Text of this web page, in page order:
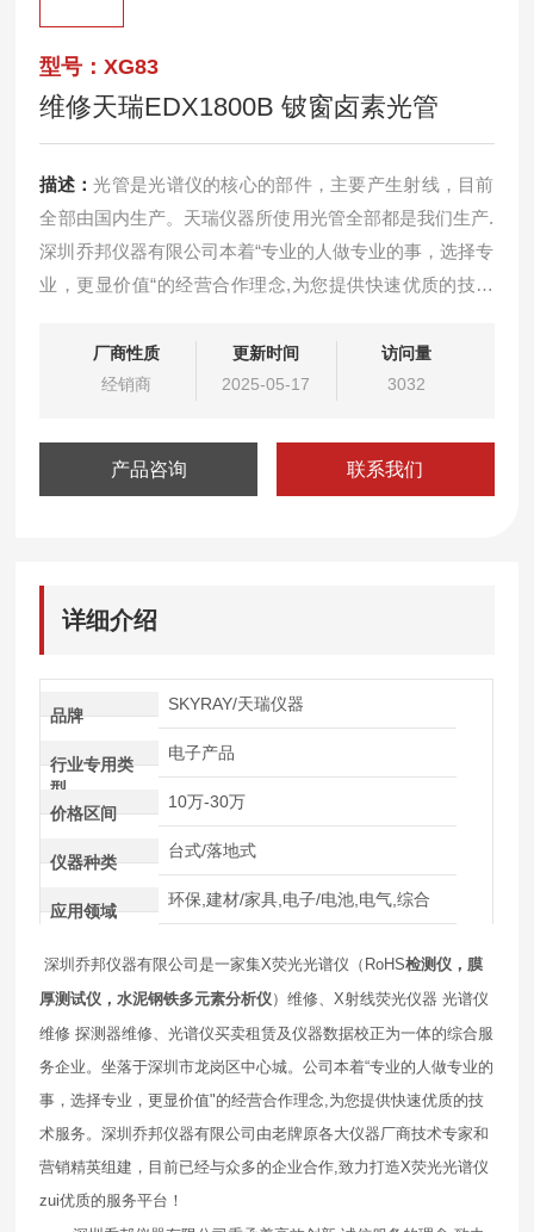
型号：XG83
维修天瑞EDX1800B 铍窗卤素光管
描述：光管是光谱仪的核心的部件，主要产生射线，目前
全部由国内生产。天瑞仪器所使用光管全部都是我们生产.
深圳乔邦仪器有限公司本着“专业的人做专业的事，选择专
业，更显价值“的经营合作理念,为您提供快速优质的技术
厂商性质
经销商
更新时间
2025-05-17
访问量
3032
产品咨询 联系我们
详细介绍
品牌
SKYRAY/天瑞仪器
行业专用类
型
电子产品
价格区间
10万-30万
仪器种类
台式/落地式
应用领域
环保,建材/家具,电子/电池,电气,综合
深圳乔邦仪器有限公司是一家集X荧光光谱仪（ RoHS检测仪，膜
厚测试仪，水泥钢铁多元素分析仪）维修、X射线荧光仪器 光谱仪
维修 探测器维修 、光谱仪买卖租赁及仪器数据校正为一体的综合服
务企业。坐落于深圳市龙岗区中心城。公司本着“专业的人做专业的
事，选择专业，更显价值"的经营合作理念 为您提供快速优质的技
术服务。深圳乔邦仪器有限公司由老牌原各大仪器厂商技术专家和
营销精英组建，目前已经与众多的企业合作 ,致力打造X荧光光谱仪
zui优质的服务平台！